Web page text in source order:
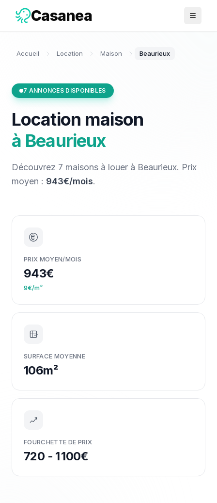
Casanea Ouvrir
Accueil Location Maison Beaurieux
7 ANNONCES DISPONIBLES
Location maison
à Beaurieux
Découvrez 7 maisons à louer à Beaurieux. Prix
moyen : 943€/mois.
PRIX MOYEN/MOIS
943€
9€/m²
m²
SURFACE MOYENNE
106m²
FOURCHETTE DE PRIX
720 - 1 100€